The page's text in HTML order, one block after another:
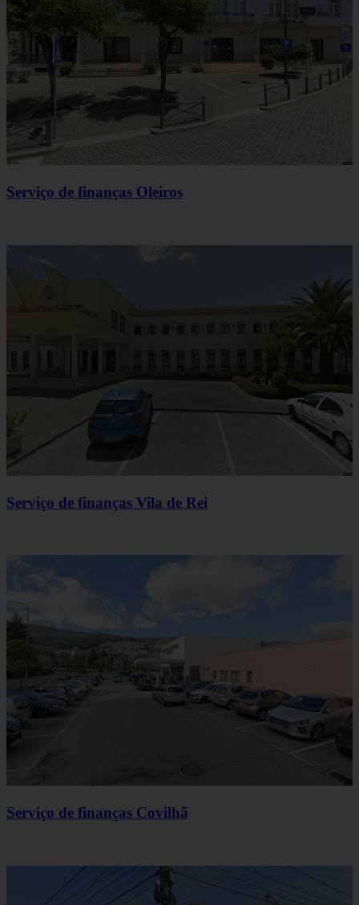
Serviço de finanças Oleiros
Serviço de finanças Vila de Rei
Serviço de finanças Covilhã